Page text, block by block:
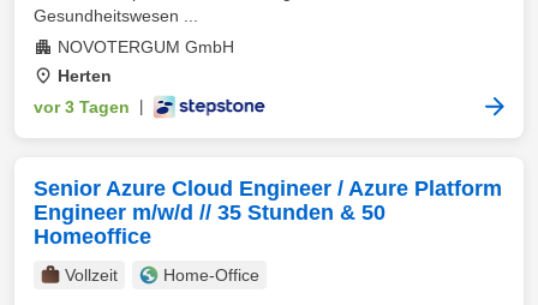
Gesundheitswesen ...
NOVOTERGUM GmbH
Herten
vor 3 Tagen
Senior Azure Cloud Engineer / Azure Platform
Engineer m/w/d // 35 Stunden & 50
Homeoffice
Vollzeit
Home-Office